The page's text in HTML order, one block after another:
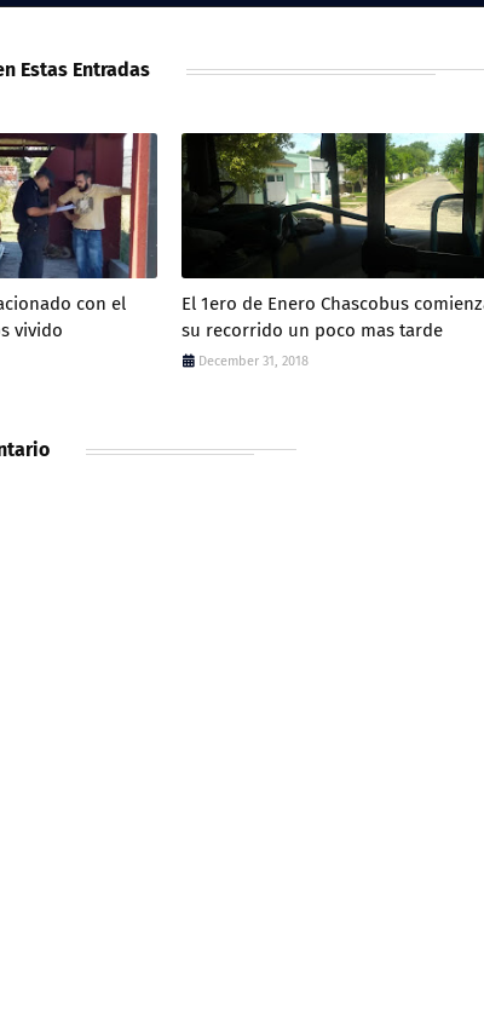
Estas Entradas
con el
vivido
El 1ero de Enero Chascobus
su recorrido un poco mas tarde
December 31, 2018